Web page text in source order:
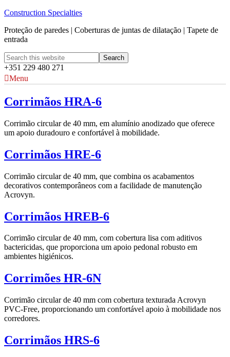
Construction Specialties
Proteção de paredes | Coberturas de juntas de dilatação | Tapete de
entrada
+351 229 480 271
Menu
Corrimãos HRA-6
Corrimão circular de 40 mm, em alumínio anodizado que oferece
um apoio duradouro e confortável à mobilidade.
Corrimãos HRE-6
Corrimão circular de 40 mm, que combina os acabamentos
decorativos contemporâneos com a facilidade de manutenção
Acrovyn.
Corrimãos HREB-6
Corrimão circular de 40 mm, com cobertura lisa com aditivos
bactericidas, que proporciona um apoio pedonal robusto em
ambientes higiénicos.
Corrimões HR-6N
Corrimão circular de 40 mm com cobertura texturada Acrovyn
PVC-Free, proporcionando um confortável apoio à mobilidade nos
corredores.
Corrimãos HRS-6